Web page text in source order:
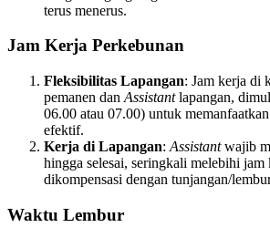
terus menerus.
Jam Kerja Perkebunan
Fleksibilitas Lapangan: Jam kerja di
pemanen dan Assistantlapangan,
06.00 atau 07.00) untuk
efektif.
Kerja di Lapangan: Assistantwajib
hingga selesai, seringkali melebihi
dikompensasi dengan tunjangan/
Waktu Lembur